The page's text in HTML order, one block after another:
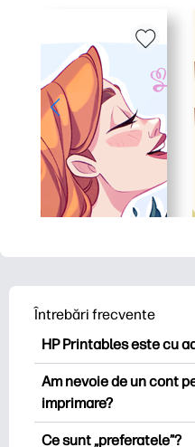
Întrebări frecvente
HP Printables este cu
HP Printables oferă
imprimabile gratuite
și imprimare. Explorați
populare, foi de lucru
Am nevoie de un cont
imprimare?
Puteți explora și
Ce sunt „preferatele”?